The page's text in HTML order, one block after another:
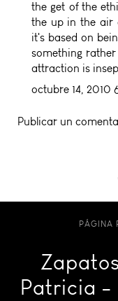
the get of the
the up in the air
it's based on
something
attraction is
octubre 14, 2010
Publicar un
PÁGINA
Patricia -